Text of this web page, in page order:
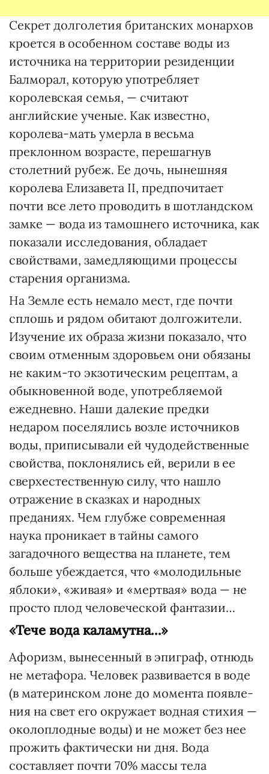
Секрет долголетия британских монархов
кроется в особенном составе воды из
источника на территории резиденции
Балморал, которую употребляет
королевская семья, — считают
английские ученые. Как известно,
королева-мать умерла в весьма
преклонном возрасте, перешагнув
столетний рубеж. Ее дочь, нынешняя
королева Елизавета II, предпочитает
почти все лето проводить в шотландском
замке — вода из тамошнего источника, как
показали исследования, обладает
свойствами, замедляющими процессы
старения организма.
На Земле есть немало мест, где почти
сплошь и рядом обитают долгожители.
Изучение их образа жизни показало, что
своим отменным здоровьем они обязаны
не каким-то экзотическим рецептам, а
обыкновенной воде, употребляемой
ежедневно. Наши далекие предки
недаром поселялись возле источников
воды, приписывали ей чудодейственные
свойства, поклонялись ей, верили в ее
сверхестественную силу, что нашло
отражение в сказках и народных
преданиях. Чем глубже современная
наука проникает в тайны самого
загадочного вещества на планете, тем
больше убеждается, что «молодильные
яблоки», «живая» и «мертвая» вода — не
просто плод человеческой фантазии…
«Тече вода каламутна…»
Афоризм, вынесенный в эпиграф, отнюдь
не метафора. Чело­век развивается в воде
(в материнском лоне до момента появле­
ния на свет его окружает водная стихия —
околоплодные воды) и не может без нее
прожить фактически ни дня. Вода
составляет поч­ти 70% массы тела